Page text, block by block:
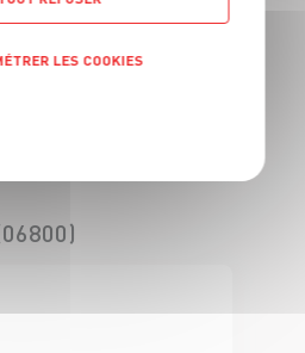
- H/F
LES COOKIES